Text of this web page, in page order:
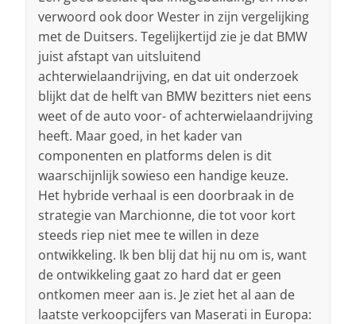
verwoord ook door Wester in zijn vergelijking
met de Duitsers. Tegelijkertijd zie je dat BMW
juist afstapt van uitsluitend
achterwielaandrijving, en dat uit onderzoek
blijkt dat de helft van BMW bezitters niet eens
weet of de auto voor- of achterwielaandrijving
heeft. Maar goed, in het kader van
componenten en platforms delen is dit
waarschijnlijk sowieso een handige keuze.
Het hybride verhaal is een doorbraak in de
strategie van Marchionne, die tot voor kort
steeds riep niet mee te willen in deze
ontwikkeling. Ik ben blij dat hij nu om is, want
de ontwikkeling gaat zo hard dat er geen
ontkomen meer aan is. Je ziet het al aan de
laatste verkoopcijfers van Maserati in Europa: